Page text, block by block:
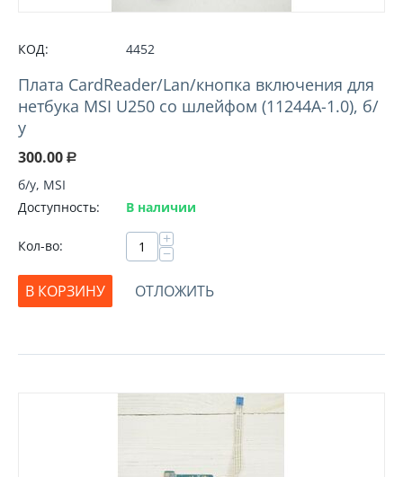
КОД: 4452
Плата CardReader/Lan/кнопка включения для
нетбука MSI U250 со шлейфом (11244A-1.0), б/
у
300.00 Р
б/у, MSI
Доступность:
В наличии
Кол-во: +
−
В КОРЗИНУ
ОТЛОЖИТЬ